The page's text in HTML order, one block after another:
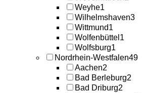
Weyhe1
Wilhelmshaven3
Wittmund1
Wolfenbüttel 1
Wolfsburg1
Nordrhein-Westfalen49
Aachen2
Bad Berleburg2
Bad Driburg2